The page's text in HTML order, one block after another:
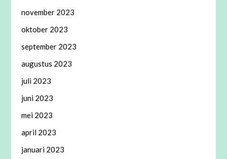
november 2023
oktober 2023
september 2023
augustus 2023
juli 2023
juni 2023
mei 2023
april 2023
januari 2023